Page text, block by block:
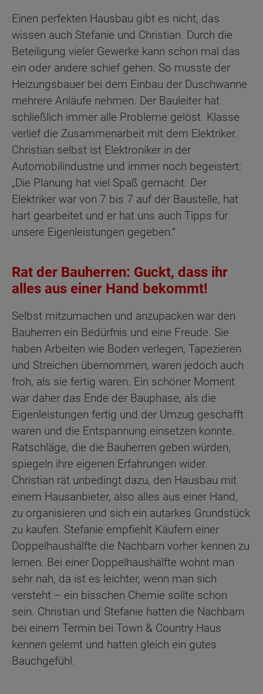
Einen perfekten Hausbau gibt es nicht, das
wissen auch Stefanie und Christian. Durch die
Beteiligung vieler Gewerke kann schon mal das
ein oder andere schief gehen. So musste der
Heizungsbauer bei dem Einbau der Duschwanne
mehrere Anläufe nehmen. Der Bauleiter hat
schließlich immer alle Probleme gelöst. Klasse
verlief die Zusammenarbeit mit dem Elektriker.
Christian selbst ist Elektroniker in der
Automobilindustrie und immer noch begeistert:
„Die Planung hat viel Spaß gemacht. Der
Elektriker war von 7 bis 7 auf der Baustelle, hat
hart gearbeitet und er hat uns auch Tipps für
unsere Eigenleistungen gegeben.“
Rat der Bauherren: Guckt, dass ihr
alles aus einer Hand bekommt!
Selbst mitzumachen und anzupacken war den
Bauherren ein Bedürfnis und eine Freude. Sie
haben Arbeiten wie Boden verlegen, Tapezieren
und Streichen übernommen, waren jedoch auch
froh, als sie fertig waren. Ein schöner Moment
war daher das Ende der Bauphase, als die
Eigenleistungen fertig und der Umzug geschafft
waren und die Entspannung einsetzen konnte.
Ratschläge, die die Bauherren geben würden,
spiegeln ihre eigenen Erfahrungen wider.
Christian rät unbedingt dazu, den Hausbau mit
einem Hausanbieter, also alles aus einer Hand,
zu organisieren und sich ein autarkes Grundstück
zu kaufen. Stefanie empfiehlt Käufern einer
Doppelhaushälfte die Nachbarn vorher kennen zu
lernen. Bei einer Doppelhaushälfte wohnt man
sehr nah, da ist es leichter, wenn man sich
versteht – ein bisschen Chemie sollte schon
sein. Christian und Stefanie hatten die Nachbarn
bei einem Termin bei Town & Country Haus
kennen gelernt und hatten gleich ein gutes
Bauchgefühl.